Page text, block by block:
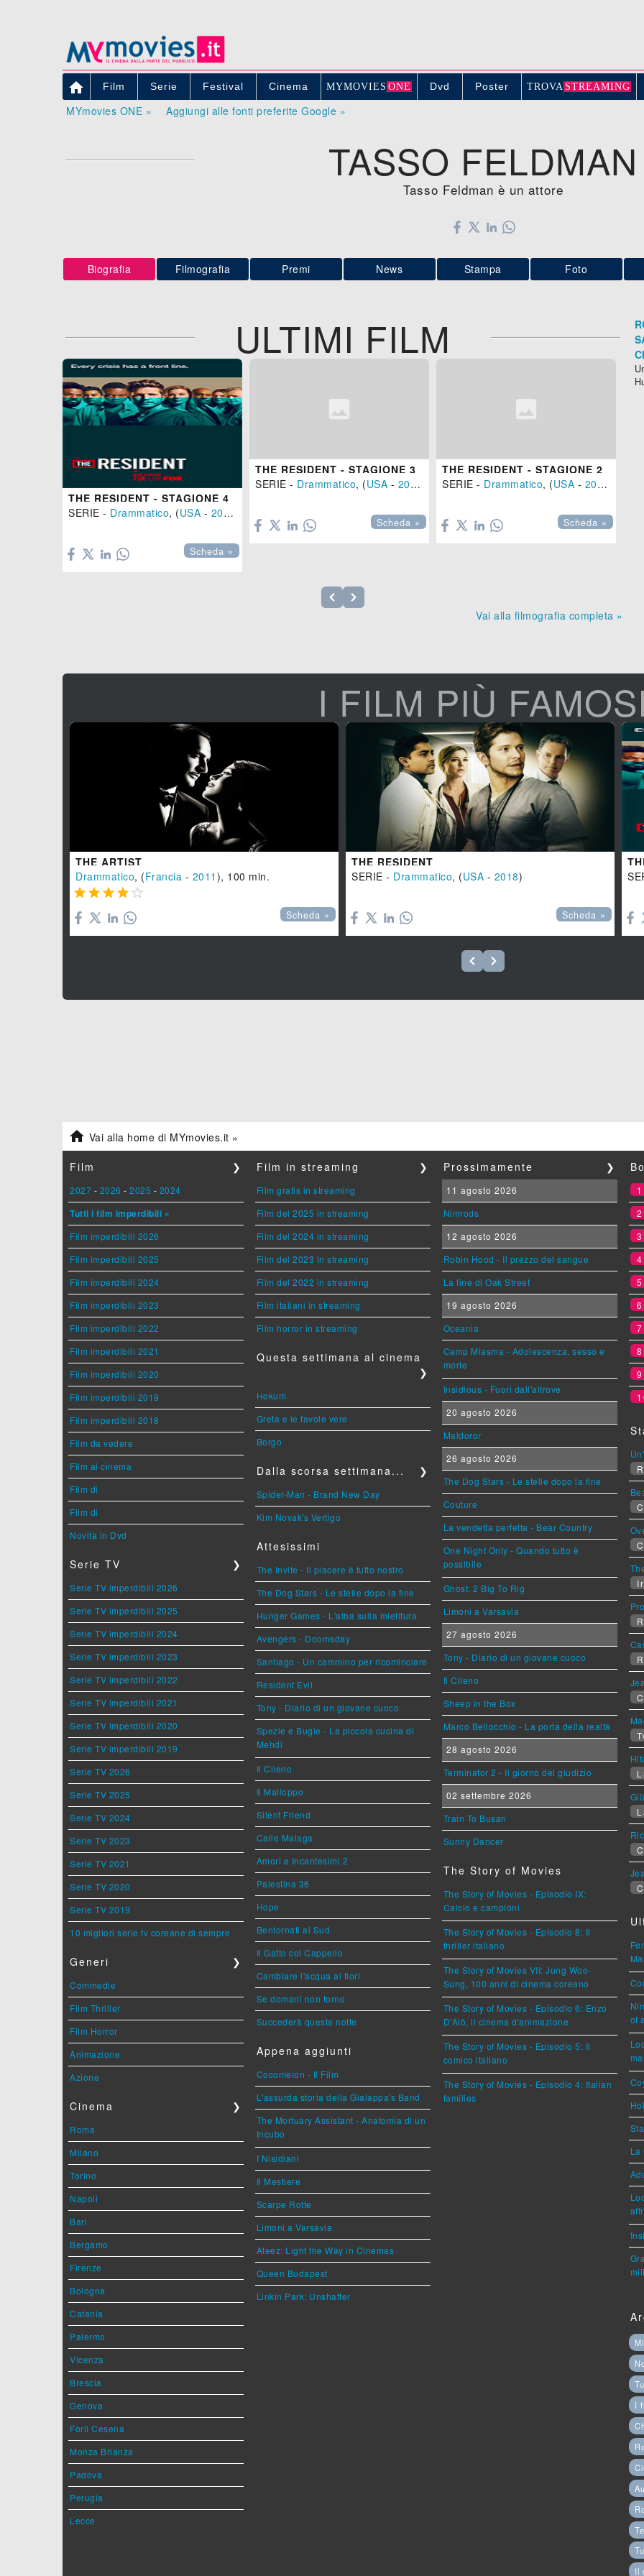
 Film Serie Festival Cinema MYMOVIE S ONE Dvd Poster TROVA STREAMING
MYmovies ONE » Aggiungi alle fonti preferite Google »
TASSO FELDMAN
Tasso Feldman è un attore
Biografia Filmografia Premi News Stampa Foto
ULTIMI FILM
THE RESIDENT - STAGIONE 4
SERIE - Drammatico, (USA - 2021
Scheda »
THE RESIDENT - STAGIONE 3
SERIE - Drammatico, (USA - 2020
Scheda »
THE RESIDENT - STAGIONE 2
SERIE - Drammatico, (USA - 2019
Scheda »
Vai alla filmografia completa »
I FILM PIÙ FAMOSI
THE ARTIST
Drammatico, (Francia - 2011 ), 100 min.
    
Scheda »
THE RESIDENT
SERIE - Drammatico, (USA - 2018)
Scheda »
 Vai alla home di MYmovies.it »
Film ❯
2027 - 2026 - 2025 - 2024
Tutti i film imperdibili »
Film imperdibili 2026
Film imperdibili 2025
Film imperdibili 2024
Film imperdibili 2023
Film imperdibili 2022
Film imperdibili 2021
Film imperdibili 2020
Film imperdibili 2019
Film imperdibili 2018
Film da vedere
Film al cinema
Film di
Film di
Novità in Dvd
Serie TV ❯
Serie TV imperdibili 2026
Serie TV imperdibili 2025
Serie TV imperdibili 2024
Serie TV imperdibili 2023
Serie TV imperdibili 2022
Serie TV imperdibili 2021
Serie TV imperdibili 2020
Serie TV imperdibili 2019
Serie TV 2026
Serie TV 2025
Serie TV 2024
Serie TV 2023
Serie TV 2021
Serie TV 2020
Serie TV 2019
10 migliori serie tv coreane di sempre
Generi ❯
Commedie
Film Thriller
Film Horror
Animazione
Azione
Cinema ❯
Roma
Milano
Torino
Napoli
Bari
Bergamo
Firenze
Bologna
Catania
Palermo
Vicenza
Brescia
Genova
Forlì Cesena
Monza Brianza
Padova
Perugia
Lecce
Film in streaming ❯
Film gratis in streaming
Film del 2025 in streaming
Film del 2024 in streaming
Film del 2023 in streaming
Film del 2022 in streaming
Film italiani in streaming
Film horror in streaming
Questa settimana al cinema
❯
Hokum
Greta e le favole vere
Borgo
Dalla scorsa settimana... ❯
Spider-Man - Brand New Day
Kim Novak's Vertigo
Attesissimi
The Invite - Il piacere è tutto nostro
The Dog Stars - Le stelle dopo la fine
Hunger Games - L'alba sulla mietitura
Avengers - Doomsday
Santiago - Un cammino per ricominciare
Resident Evil
Tony - Diario di un giovane cuoco
Spezie e Bugie - La piccola cucina di
Mehdi
Il Cileno
Il Malloppo
Silent Friend
Calle Malaga
Amori e Incantesimi 2
Palestina 36
Hope
Bentornati al Sud
Il Gatto col Cappello
Cambiare l'acqua ai fiori
Se domani non torno
Succederà questa notte
Appena aggiunti
Cocomelon - Il Film
L'assurda storia della Gialappa's Band
The Mortuary Assistant - Anatomia di un
Incubo
I Nisidiani
Il Mestiere
Scarpe Rotte
Limoni a Varsavia
Ateez: Light the Way in Cinemas
Queen Budapest
Linkin Park: Unshatter
Prossimamente ❯
11 agosto 2026
Nimrods
12 agosto 2026
Robin Hood - Il prezzo del sangue
La fine di Oak Street
19 agosto 2026
Oceania
Camp Miasma - Adolescenza, sesso e
morte
Insidious - Fuori dall'altrove
20 agosto 2026
Maldoror
26 agosto 2026
The Dog Stars - Le stelle dopo la fine
Couture
La vendetta perfetta - Bear Country
One Night Only - Quando tutto è
possibile
Ghost: 2 Big To Rig
Limoni a Varsavia
27 agosto 2026
Tony - Diario di un giovane cuoco
Il Cileno
Sheep in the Box
Marco Bellocchio - La porta della realtà
28 agosto 2026
Terminator 2 - Il giorno del giudizio
02 settembre 2026
Train To Busan
Sunny Dancer
The Story of Movies
The Story of Movies - Episodio IX:
Calcio e campioni
The Story of Movies - Episodio 8: Il
thriller italiano
The Story of Movies VII: Jung Woo-
Sung, 100 anni di cinema coreano
The Story of Movies - Episodio 6: Enzo
D'Alò, il cinema d'animazione
The Story of Movies - Episodio 5: Il
comico italiano
The Story of Movies - Episodio 4: Italian
families
1
2
3
4
5
6
7
8
9
of
La
I
Il